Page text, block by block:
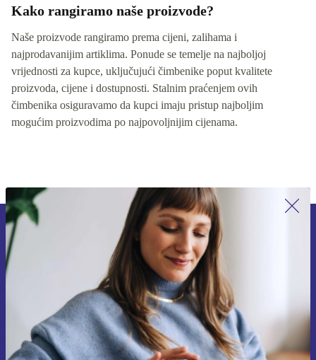
Kako rangiramo naše proizvode?
Naše proizvode rangiramo prema cijeni, zalihama i
najprodavanijim artiklima. Ponude se temelje na najboljoj
vrijednosti za kupce, uključujući čimbenike poput kvalitete
proizvoda, cijene i dostupnosti. Stalnim praćenjem ovih
čimbenika osiguravamo da kupci imaju pristup najboljim
mogućim proizvodima po najpovoljnijim cijenama.
Prijavi se na newsletter!
Nikad više ne propusti ponudu.
Zatraži kupon